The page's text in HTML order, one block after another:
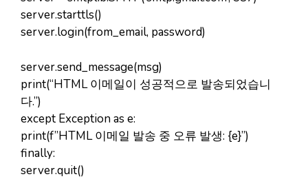
server.starttls()
server.login(from_email, password)
server.send_message(msg)
print(“HTML 이메일이 성공적으로 발송되었습니
다.”)
except Exception as e:
print(f”HTML 이메일 발송 중 오류 발생: {e}”)
finally:
server.quit()